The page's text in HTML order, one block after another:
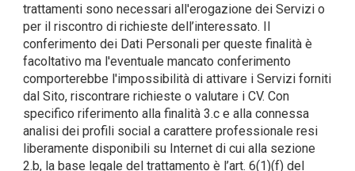
trattamenti sono necessari all'erogazione dei Servizi o
per il riscontro di richieste dell’interessato. Il
conferimento dei Dati Personali per queste finalità è
facoltativo ma l'eventuale mancato conferimento
comporterebbe l'impossibilità di attivare i Servizi forniti
dal Sito, riscontrare richieste o valutare i CV. Con
specifico riferimento alla finalità 3.c e alla connessa
analisi dei profili social a carattere professionale resi
liberamente disponibili su Internet di cui alla sezione
2.b, la base legale del trattamento è l’art. 6(1)(f) del